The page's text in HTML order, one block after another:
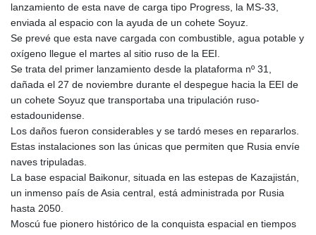
lanzamiento de esta nave de carga tipo Progress, la MS-33,
enviada al espacio con la ayuda de un cohete Soyuz.
Se prevé que esta nave cargada con combustible, agua potable y
oxígeno llegue el martes al sitio ruso de la EEI.
Se trata del primer lanzamiento desde la plataforma nº 31,
dañada el 27 de noviembre durante el despegue hacia la EEI de
un cohete Soyuz que transportaba una tripulación ruso-
estadounidense.
Los daños fueron considerables y se tardó meses en repararlos.
Estas instalaciones son las únicas que permiten que Rusia envíe
naves tripuladas.
La base espacial Baikonur, situada en las estepas de Kazajistán,
un inmenso país de Asia central, está administrada por Rusia
hasta 2050.
Moscú fue pionero histórico de la conquista espacial en tiempos